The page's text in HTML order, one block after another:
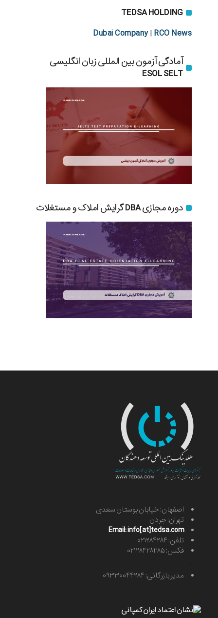
TEDSA HOLDING
Dubai Company| RCO News
آمادگی آزمون بین المللی زبان انگلیسی
ESOL SELT
دوره مجازی DBA گرایش املاک و مستغلات
اصفهان: خیابان بوستان سعدی
تهران: جردن
Email: info[at]tedsa.com
تلفن: ۰۲۱۲۸۴۲۸۴
فکس: ۰۲۱۲۸۴۲۸۴۸۵
مدیر بازرگانی: ۰۹۳۳۰۰۴۴۲۸۴